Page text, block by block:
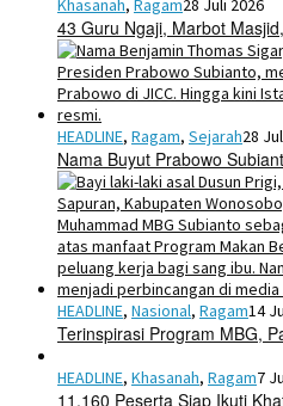
Khasanah, Ragam28 Juli 2026
43 Guru Ngaji, Marbot
HEADLINE, Ragam, Sejarah28
Nama Buyut Prabowo
HEADLINE, Nasional, Ragam14
Terinspirasi Program MBG,
HEADLINE, Khasanah, Ragam7
11.160 Peserta Siap Ikuti